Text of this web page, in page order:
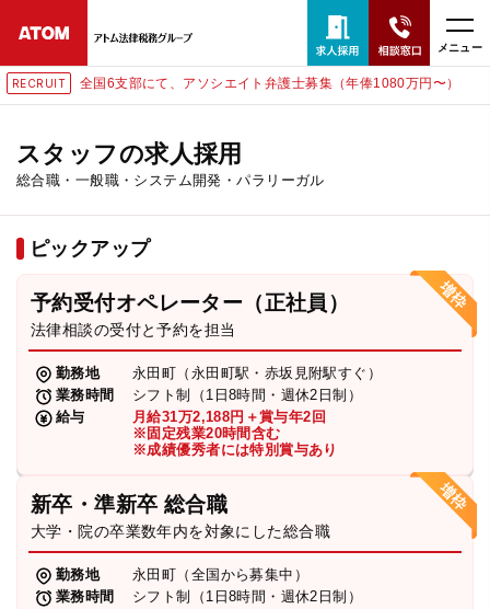
メニュー
士募集（年俸1080万円〜） RECRUIT 東京にて、相談予約スタッフ募
スタッフの求人採用
総合職・一般職・システム開発・パラリーガル
ピックアップ
予約受付オペレーター（正社員）
法律相談の受付と予約を担当
勤務地
永田町（永田町駅・赤坂見附駅すぐ）
業務時間
シフト制（1日8時間・週休2日制）
給与
月給31万2,188円＋賞与年2回
※固定残業20時間含む
※成績優秀者には特別賞与あり
新卒・準新卒 総合職
大学・院の卒業数年内を対象にした総合職
勤務地
永田町（全国から募集中）
業務時間
シフト制（1日8時間・週休2日制）
24時間365日全国対応
無料相談窓口はこちら
ホーム
取扱分野
解決実績
弁護士・税理士
費用